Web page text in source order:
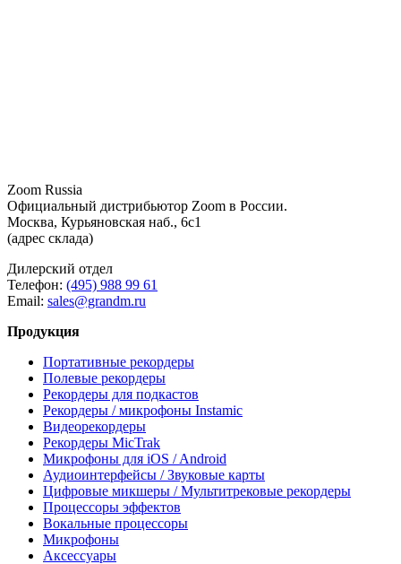
Zoom Russia
Официальный дистрибьютор Zoom в России.
Москва, Курьяновская наб., 6с1
(адрес склада)
Дилерский отдел
Телефон: (495) 988 99 61
Email: sales@grandm.ru
Продукция
Портативные рекордеры
Полевые рекордеры
Рекордеры для подкастов
Рекордеры / микрофоны Instamic
Видеорекордеры
Рекордеры MicTrak
Микрофоны для iOS / Android
Аудиоинтерфейсы / Звуковые карты
Цифровые микшеры / Мультитрековые рекордеры
Процессоры эффектов
Вокальные процессоры
Микрофоны
Аксессуары